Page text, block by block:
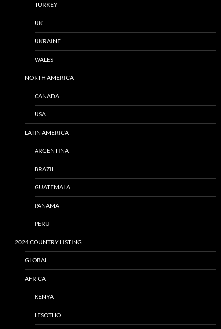
TURKEY
UK
UKRAINE
WALES
NORTH AMERICA
CANADA
USA
LATIN AMERICA
ARGENTINA
BRAZIL
GUATEMALA
PANAMA
PERU
2024 COUNTRY LISTING
GLOBAL
AFRICA
KENYA
LESOTHO